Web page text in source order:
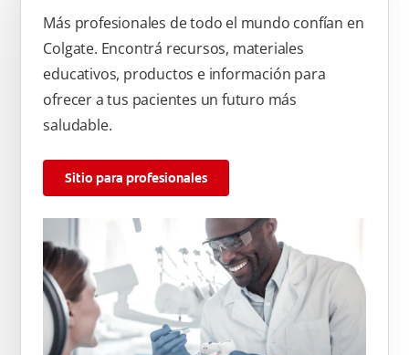
Más profesionales de todo el mundo confían en
Colgate. Encontrá recursos, materiales
educativos, productos e información para
ofrecer a tus pacientes un futuro más
saludable.
Sitio para profesionales